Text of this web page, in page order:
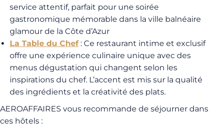
service attentif, parfait pour une soirée
gastronomique mémorable dans la ville balnéaire
glamour de la Côte d’Azur
La Table du Chef: Ce restaurant intime et exclusif
offre une expérience culinaire unique avec des
menus dégustation qui changent selon les
inspirations du chef. L’accent est mis sur la qualité
des ingrédients et la créativité des plats.
AEROAFFAIRES vous recommande de séjourner dans
ces hôtels :